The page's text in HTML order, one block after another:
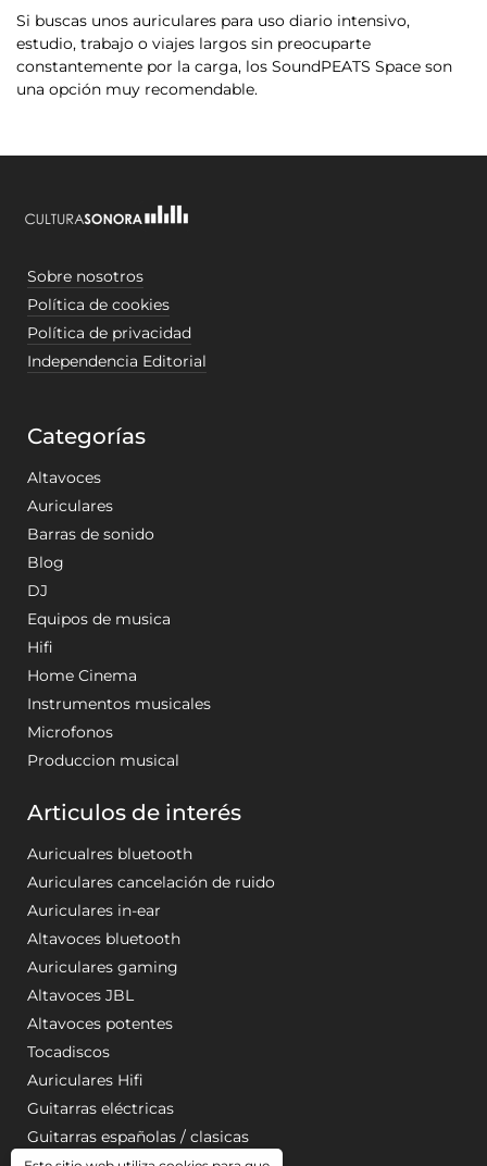
Si buscas unos auriculares para uso diario intensivo,
estudio, trabajo o viajes largos sin preocuparte
constantemente por la carga, los SoundPEATS Space son
una opción muy recomendable.
Sobre nosotros
Política de cookies
Política de privacidad
Independencia Editorial
Categorías
Altavoces
Auriculares
Barras de sonido
Blog
DJ
Equipos de musica
Hifi
Home Cinema
Instrumentos musicales
Microfonos
Produccion musical
Articulos de interés
Auricualres bluetooth
Auriculares cancelación de ruido
Auriculares in-ear
Altavoces bluetooth
Auriculares gaming
Altavoces JBL
Altavoces potentes
Tocadiscos
Auriculares Hifi
Guitarras eléctricas
Guitarras españolas / clasicas